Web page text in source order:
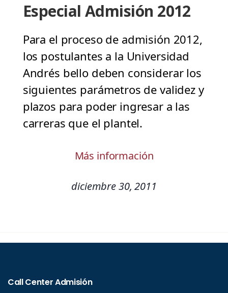
Especial Admisión 2012
Para el proceso de admisión 2012,
los postulantes a la Universidad
Andrés bello deben considerar los
siguientes parámetros de validez y
plazos para poder ingresar a las
carreras que el plantel.
Más información
diciembre 30, 2011